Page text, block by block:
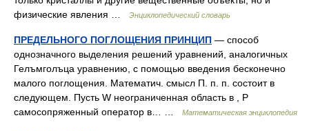
физические явления …
Энциклопедический словарь
ПРЕДЕЛЬНОГО ПОГЛОЩЕНИЯ ПРИНЦИП — способ
однозначного выделения решений уравнений, аналогичных
Гелъмголъца уравнению, с помощью введения бесконечно
малого поглощения. Математич. смысл П. п. п. состоит в
следующем. Пусть W неограниченная область в , Р
самосопряженный оператор в… …
Математическая энциклопедия